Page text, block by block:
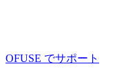
OFUSE でサポート